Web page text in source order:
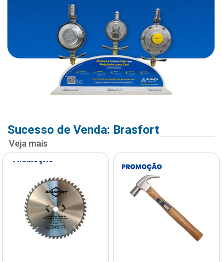
Sucesso de Venda: Brasfort
Veja mais